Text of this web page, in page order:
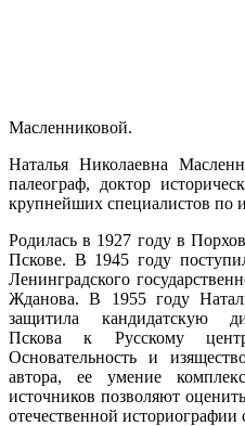
Масленниковой.
Наталья Николаевна
палеограф, доктор
крупнейших специалистов по
Родилась в 1927 году в
Пскове. В 1945 году
Ленинградского
Жданова. В 1955 году
защитила кандидатскую
Пскова к Русскому
Основательность и
автора, ее умение
источников позволяют
отечественной